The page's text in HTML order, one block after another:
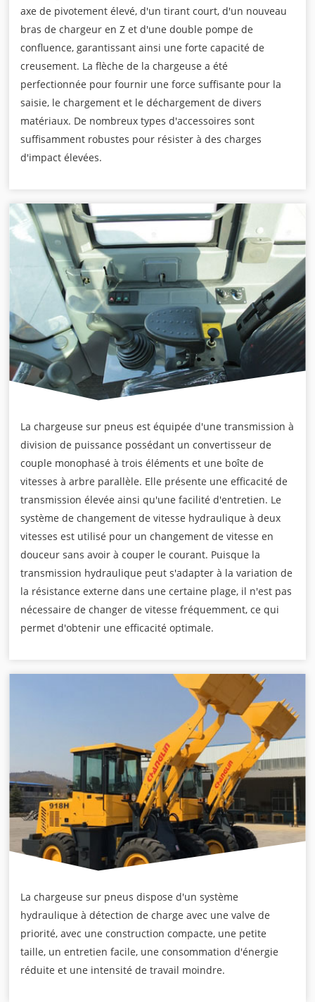
axe de pivotement élevé, d'un tirant court, d'un nouveau
bras de chargeur en Z et d'une double pompe de
confluence, garantissant ainsi une forte capacité de
creusement. La flèche de la chargeuse a été
perfectionnée pour fournir une force suffisante pour la
saisie, le chargement et le déchargement de divers
matériaux. De nombreux types d'accessoires sont
suffisamment robustes pour résister à des charges
d'impact élevées.
La chargeuse sur pneus est équipée d'une transmission à
division de puissance possédant un convertisseur de
couple monophasé à trois éléments et une boîte de
vitesses à arbre parallèle. Elle présente une efficacité de
transmission élevée ainsi qu'une facilité d'entretien. Le
système de changement de vitesse hydraulique à deux
vitesses est utilisé pour un changement de vitesse en
douceur sans avoir à couper le courant. Puisque la
transmission hydraulique peut s'adapter à la variation de
la résistance externe dans une certaine plage, il n'est pas
nécessaire de changer de vitesse fréquemment, ce qui
permet d'obtenir une efficacité optimale.
La chargeuse sur pneus dispose d'un système
hydraulique à détection de charge avec une valve de
priorité, avec une construction compacte, une petite
taille, un entretien facile, une consommation d'énergie
réduite et une intensité de travail moindre.